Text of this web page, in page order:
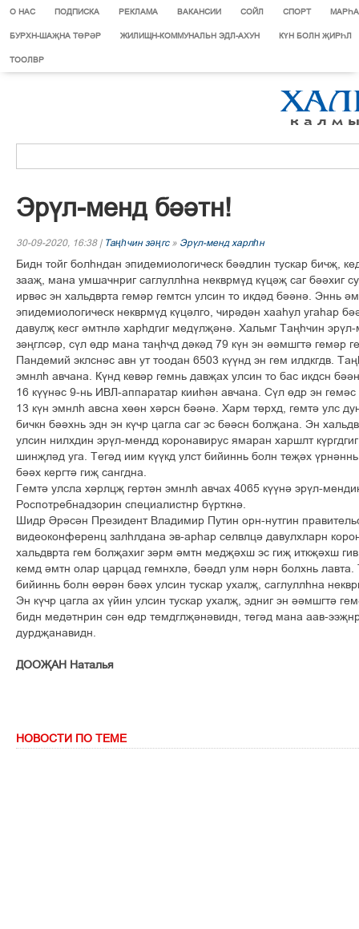
О НАС ПОДПИСКА РЕКЛАМА ВАКАНСИИ СОЙЛ СПОРТ
БУРХН-ШАҖНА ТӨРӘР ЖИЛИЩН-КОММУНАЛЬН ЭДЛ-АХУН КҮН БОЛН ҖИРҺЛ
ТООЛВР
Эрўл-менд біітн!
30-09-2020, 16:38 | Таңһчин зәңгс» Эрўл-менд харлһн
Бидн тойг болєндан эпидемиологическ біідлин тускар бичљ,
зааљ, мана умшачнриг саглуллєна некврмўд кўціљ саг бііхиг
ирвіс эн хальдврта гемір гемтсн улсин то икдід бііні. Эннь
эпидемиологическ некврмўд кўцілго, чирідін хааєул угаєар
давулљ кесг імтнлі харєдгиг медўлљіні. Хальмг Тањєчин
зіњглсір, сўл ґдр мана тањєчд дікід 79 кўн эн іімшгті гемір
Пандемий эклсніс авн ут тоодан 6503 кўўнд эн гем илдкгдв.
эмнлє авчана. Кўнд кевір гемнь дављах улсин то бас икдсн
16 кўўніс 9-нь ИВЛ-аппаратар кииєін авчана. Сўл ґдр эн геміс
13 кўн эмнлє авсна хґґн хірсн бііні. Харм тґрхд, гемті улс
бичкн бііхнь эдн эн кўчр цагла саг эс біісн болљана. Эн
улсин нилхдин эрўл-мендд коронавирус ямаран харшлт
шинљлід уга. Тегід иим кўўкд улст бийиннь болн тељіх
бііх кергті гиљ сангдна.
Гемті улсла хірлцљ гертін эмнлє авчах 4065 кўўні эрўл-
Роспотребнадзорин специалистнр бўрткні.
Шидр Ірісін Президент Владимир Путин орн-нутгин
видеоконференц залєлдана эв-арєар селвлці давулхларн
хальдврта гем болљахиг зірм імтн медљіхш эс гиљ иткљіхш
кемд імтн олар царцад гемнхлі, біідл улм нірн болхнь лавта.
бийиннь болн ґґрін бііх улсин тускар ухалљ, саглуллєна
Эн кўчр цагла ах ўйин улсин тускар ухалљ, эдниг эн іімшгті
бидн медітнрин сін ґдр темдглљінівидн, тегід мана аав-
дурдљанавидн.
ДООЉАН Наталья
НОВОСТИ ПО ТЕМЕ